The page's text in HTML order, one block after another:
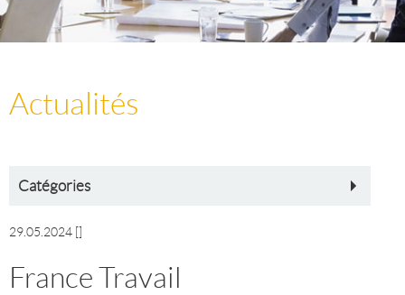
Actualités
Catégories
29.05.2024
France Travail